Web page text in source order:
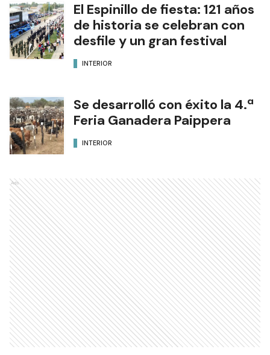
El Espinillo de fiesta: 121 años
de historia se celebran con
desfile y un gran festival
INTERIOR
Se desarrolló con éxito la 4.ª
Feria Ganadera Paippera
INTERIOR
Ads